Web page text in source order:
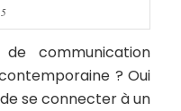
communication
? Oui
se connecter à un